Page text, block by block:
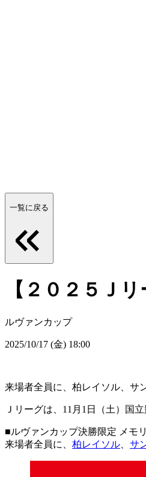
一覧に戻る
【２０２５Ｊ
ルヴァンカップ
2025/10/17 (金) 18:00
来場者全員に、柏レイソル、サ
Ｊリーグは、11月1日（土）国
■ルヴァンカップ決勝限定 メモ
来場者全員に、 柏レイソル サ